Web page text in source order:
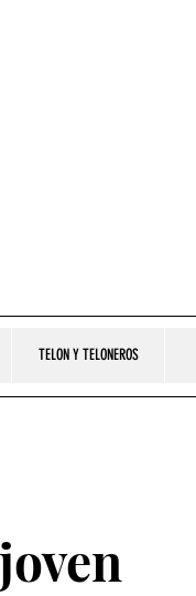
TELON Y TELONEROS